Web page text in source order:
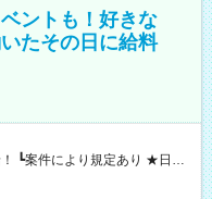
ントも！好きな
たその日に給料
日に現金GET♪ お仕事後はコ
！ 【試用期間】試